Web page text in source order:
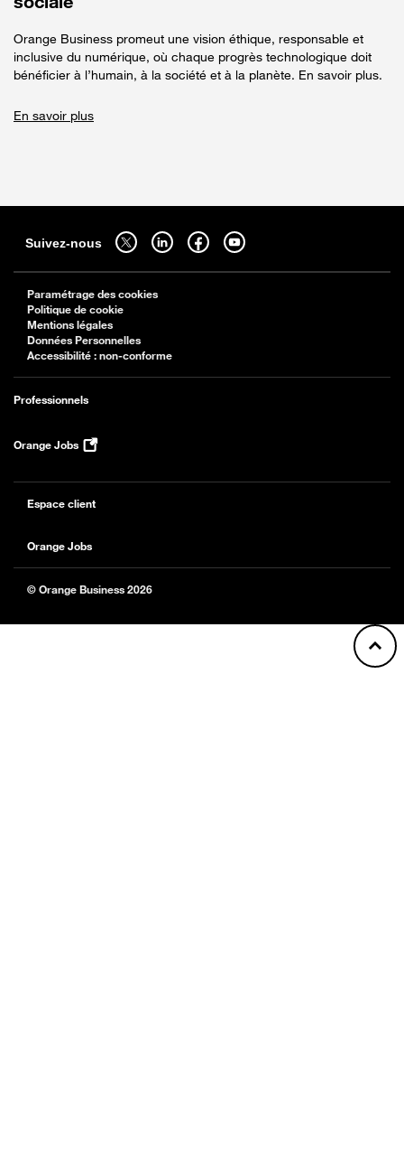
Orange Business promeut une vision éthique, responsable et
inclusive du numérique, où chaque progrès technologique doit
bénéficier à l’humain, à la société et à la planète. En savoir plus.
En savoir plus
Suivez-nous
Suivez-nous sur twitter - ouverture dans un nouvel onglet
Suivez-nous sur linkedin - ouverture dans un nouvel onglet
Suivez-nous sur facebook - ouverture dans un
Suivez-nous sur youtube - ouverture dans
Paramétrage des cookies
Politique de cookie
Mentions légales
Données Personnelles
Accessibilité : non-conforme
Professionnels
Orange Jobs
Espace client
Orange Jobs
© Orange Business 2026